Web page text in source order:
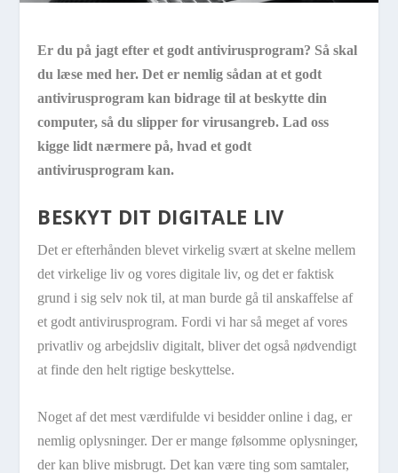
Er du på jagt efter et godt antivirusprogram? Så skal
du læse med her. Det er nemlig sådan at et godt
antivirusprogram kan bidrage til at beskytte din
computer, så du slipper for virusangreb. Lad oss
kigge lidt nærmere på, hvad et godt
antivirusprogram kan.
BESKYT DIT DIGITALE LIV
Det er efterhånden blevet virkelig svært at skelne mellem
det virkelige liv og vores digitale liv, og det er faktisk
grund i sig selv nok til, at man burde gå til anskaffelse af
et godt antivirusprogram. Fordi vi har så meget af vores
privatliv og arbejdsliv digitalt, bliver det også nødvendigt
at finde den helt rigtige beskyttelse.
Noget af det mest værdifulde vi besidder online i dag, er
nemlig oplysninger. Der er mange følsomme oplysninger,
der kan blive misbrugt. Det kan være ting som samtaler,